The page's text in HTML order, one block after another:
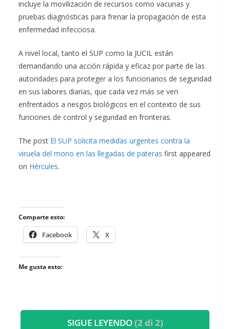
incluye la movilización de recursos como vacunas y
pruebas diagnósticas para frenar la propagación de esta
enfermedad infecciosa.
A nivel local, tanto el SUP como la JUCIL están
demandando una acción rápida y eficaz por parte de las
autoridades para proteger a los funcionarios de seguridad
en sus labores diarias, que cada vez más se ven
enfrentados a riesgos biológicos en el contexto de sus
funciones de control y seguridad en fronteras.
The post El SUP solicita medidas urgentes contra la
viruela del mono en las llegadas de pateras first appeared
on Hércules.
Comparte esto:
Facebook X
Me gusta esto:
SIGUE LEYENDO(2 di 2)